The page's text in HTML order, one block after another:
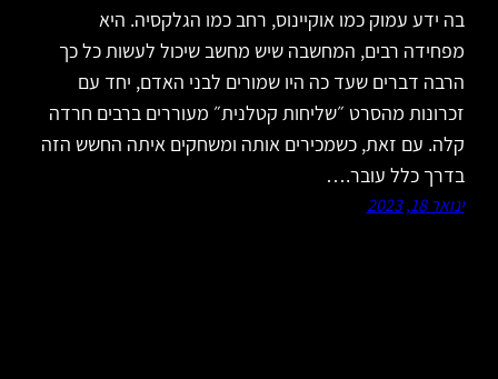
בה ידע עמוק כמו אוקיינוס, רחב כמו הגלקסיה. היא
מפחידה רבים, המחשבה שיש מחשב שיכול לעשות כל כך
הרבה דברים שעד כה היו שמורים לבני האדם, יחד עם
זכרונות מהסרט ״שליחות קטלנית״ מעוררים ברבים חרדה
קלה. עם זאת, כשמכירים אותה ומשחקים איתה החשש הזה
בדרך כלל עובר.…
ינואר 18, 2023